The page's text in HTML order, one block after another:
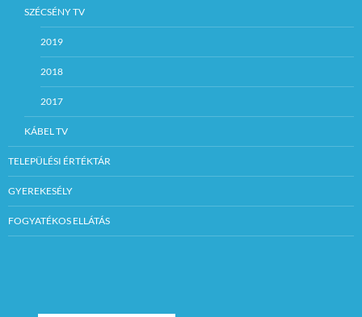
SZÉCSÉNY TV
2019
2018
2017
KÁBEL TV
TELEPÜLÉSI ÉRTÉKTÁR
GYEREKESÉLY
FOGYATÉKOS ELLÁTÁS